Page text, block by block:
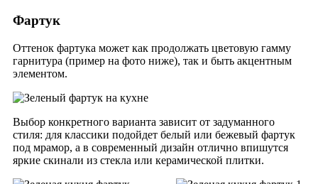
Фартук
Оттенок фартука может как продолжать цветовую гамму
гарнитура (пример на фото ниже), так и быть акцентным
элементом.
Выбор конкретного варианта зависит от задуманного
стиля: для классики подойдет белый или бежевый фартук
под мрамор, а в современный дизайн отлично впишутся
яркие скинали из стекла или керамической плитки.